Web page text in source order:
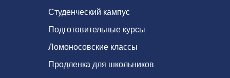
Студенческий кампус
Подготовительные курсы
Ломоносовские классы
Продленка для школьников